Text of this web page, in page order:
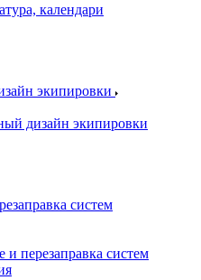
календари
экипировки
дизайн экипировки
систем
перезаправка систем